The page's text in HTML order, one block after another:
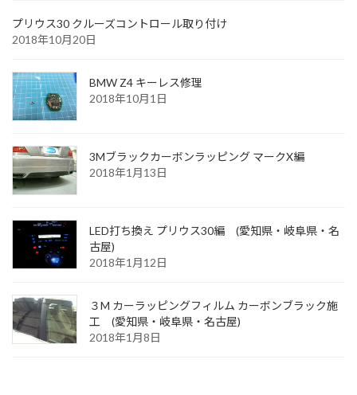
プリウス30 クルーズコントロール取り付け
2018年10月20日
BMW Z4 キーレス修理
2018年10月1日
3Mブラックカーボンラッピング マークX編
2018年1月13日
LED打ち換え プリウス30編 (愛知県・岐阜県・名
古屋)
2018年1月12日
３M カーラッピングフィルム カーボンブラック施
工 (愛知県・岐阜県・名古屋)
2018年1月8日